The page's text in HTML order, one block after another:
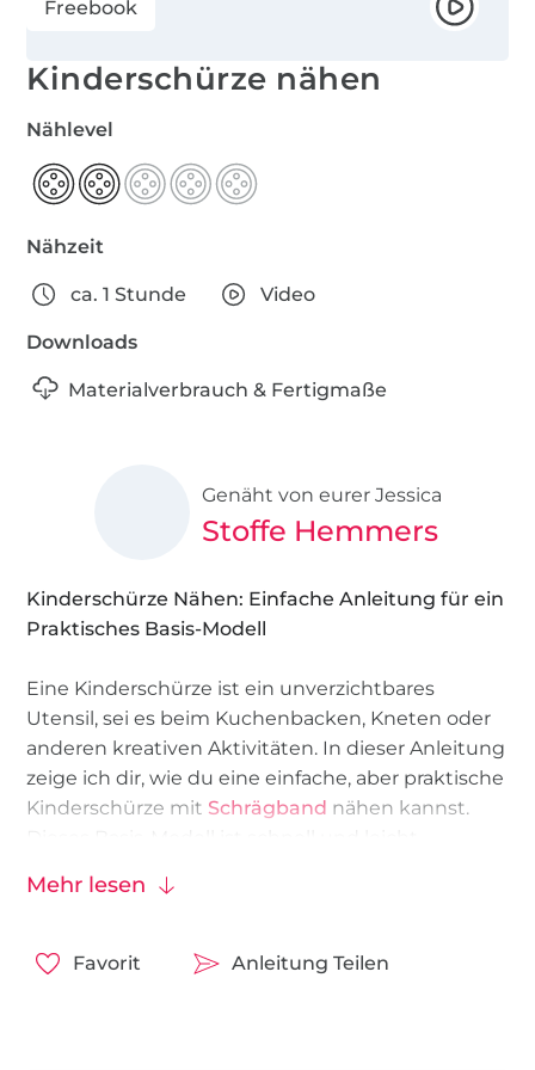
Freebook
Kinderschürze nähen
Nählevel
Nähzeit
ca. 1 Stunde Video
Downloads
Materialverbrauch & Fertigmaße
Genäht von eurer Jessica
Stoffe Hemmers
Kinderschürze Nähen: Einfache Anleitung für ein
Praktisches Basis-Modell
Eine Kinderschürze ist ein unverzichtbares
Utensil, sei es beim Kuchenbacken, Kneten oder
anderen kreativen Aktivitäten. In dieser Anleitung
zeige ich dir, wie du eine einfache, aber praktische
Kinderschürze mit Schrägband nähen kannst.
für Nähanfänger dar.
Zwei Größen für kleine Helfer: Nähe deine eigene
Mehr lesen
Favorit Anleitung Teilen